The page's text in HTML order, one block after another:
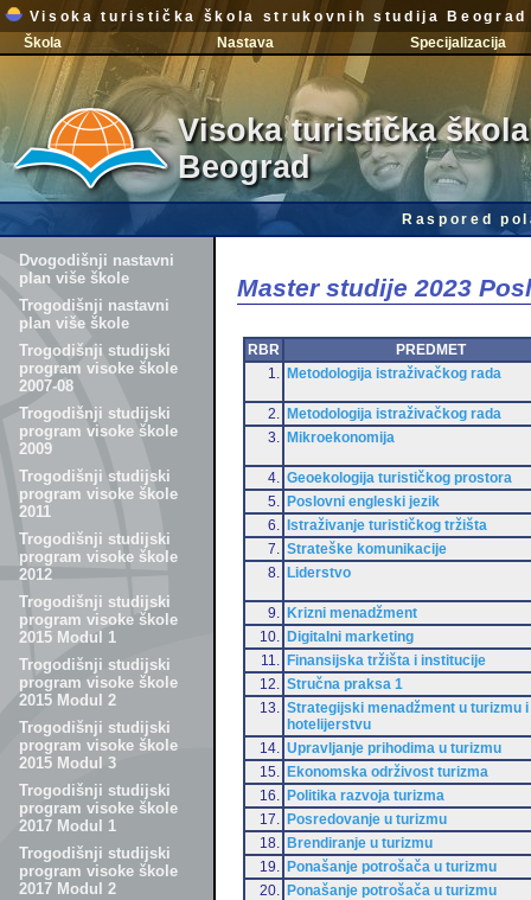
Visoka turistička škola strukovnih studija Beograd
Škola
Nastava Specijalizacija
Visoka turistička
Beograd
Raspored
Dvogodišnji nastavni
plan više škole
Trogodišnji nastavni
plan više škole
Trogodišnji studijski
program visoke škole
2007-08
Trogodišnji studijski
program visoke škole
2009
Trogodišnji studijski
program visoke škole
2011
Trogodišnji studijski
program visoke škole
2012
Trogodišnji studijski
program visoke škole
2015 Modul 1
Trogodišnji studijski
program visoke škole
2015 Modul 2
Trogodišnji studijski
program visoke škole
2015 Modul 3
Trogodišnji studijski
program visoke škole
2017 Modul 1
Trogodišnji studijski
program visoke škole
2017 Modul 2
Master studije 2023
RBR
PREDMET
1.
Metodologija istraživačkog rada
2.
Metodologija istraživačkog rada
3.
Mikroekonomija
4.
Geoekologija turističkog prostora
5.
Poslovni engleski jezik
6.
Istraživanje turističkog tržišta
7.
Strateške komunikacije
8.
Liderstvo
9.
Krizni menadžment
10.
Digitalni marketing
11.
Finansijska tržišta i institucije
12.
Stručna praksa 1
13.
Strategijski menadžment u turizmu i
hotelijerstvu
14.
Upravljanje prihodima u turizmu
15.
Ekonomska održivost turizma
16.
Politika razvoja turizma
17.
Posredovanje u turizmu
18.
Brendiranje u turizmu
19.
Ponašanje potrošača u turizmu
20.
Ponašanje potrošača u turizmu